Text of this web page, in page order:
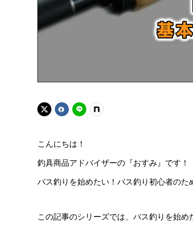
こんにちは！
釣具商品アドバイザーの『おすみ』です！
バス釣りを始めたい！バス釣り初心者の
この記事のシリーズでは、バス釣りを始